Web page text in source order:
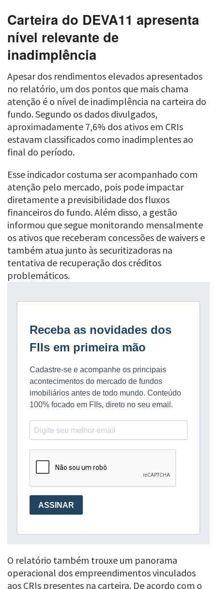
Carteira do DEVA11 apresenta
nível relevante de
inadimplência
Apesar dos rendimentos elevados apresentados
no relatório, um dos pontos que mais chama
atenção é o nível de inadimplência na carteira do
fundo. Segundo os dados divulgados,
aproximadamente 7,6% dos ativos em CRIs
estavam classificados como inadimplentes ao
final do período.
Esse indicador costuma ser acompanhado com
atenção pelo mercado, pois pode impactar
diretamente a previsibilidade dos fluxos
financeiros do fundo. Além disso, a gestão
informou que segue monitorando mensalmente
os ativos que receberam concessões de waivers e
também atua junto às securitizadoras na
tentativa de recuperação dos créditos
problemáticos.
O relatório também trouxe um panorama
operacional dos empreendimentos vinculados
aos CRIs presentes na carteira. De acordo com o